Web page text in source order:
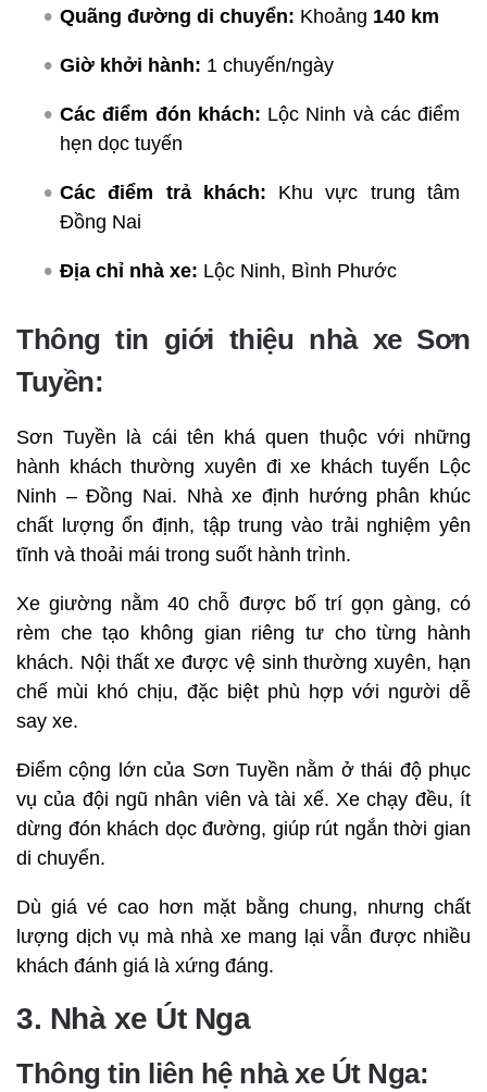
Quãng đường di chuyển: Khoảng 140 km
Giờ khởi hành: 1 chuyến/ngày
Các điểm đón khách: Lộc Ninh và các điểm
hẹn dọc tuyến
Các điểm trả khách: Khu vực trung tâm
Đồng Nai
Địa chỉ nhà xe: Lộc Ninh, Bình Phước
Thông tin giới thiệu nhà xe Sơn
Tuyền:
Sơn Tuyền là cái tên khá quen thuộc với những
hành khách thường xuyên đi xe khách tuyến Lộc
Ninh – Đồng Nai. Nhà xe định hướng phân khúc
chất lượng ổn định, tập trung vào trải nghiệm yên
tĩnh và thoải mái trong suốt hành trình.
Xe giường nằm 40 chỗ được bố trí gọn gàng, có
rèm che tạo không gian riêng tư cho từng hành
khách. Nội thất xe được vệ sinh thường xuyên, hạn
chế mùi khó chịu, đặc biệt phù hợp với người dễ
say xe.
Điểm cộng lớn của Sơn Tuyền nằm ở thái độ phục
vụ của đội ngũ nhân viên và tài xế. Xe chạy đều, ít
dừng đón khách dọc đường, giúp rút ngắn thời gian
di chuyển.
Dù giá vé cao hơn mặt bằng chung, nhưng chất
lượng dịch vụ mà nhà xe mang lại vẫn được nhiều
khách đánh giá là xứng đáng.
3. Nhà xe Út Nga
Thông tin liên hệ nhà xe Út Nga: